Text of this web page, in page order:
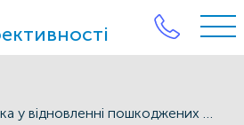
Європейська підтримка у відновленні пошкоджених будинків: результати Програми «ВідновиДІМ» в Ірпені